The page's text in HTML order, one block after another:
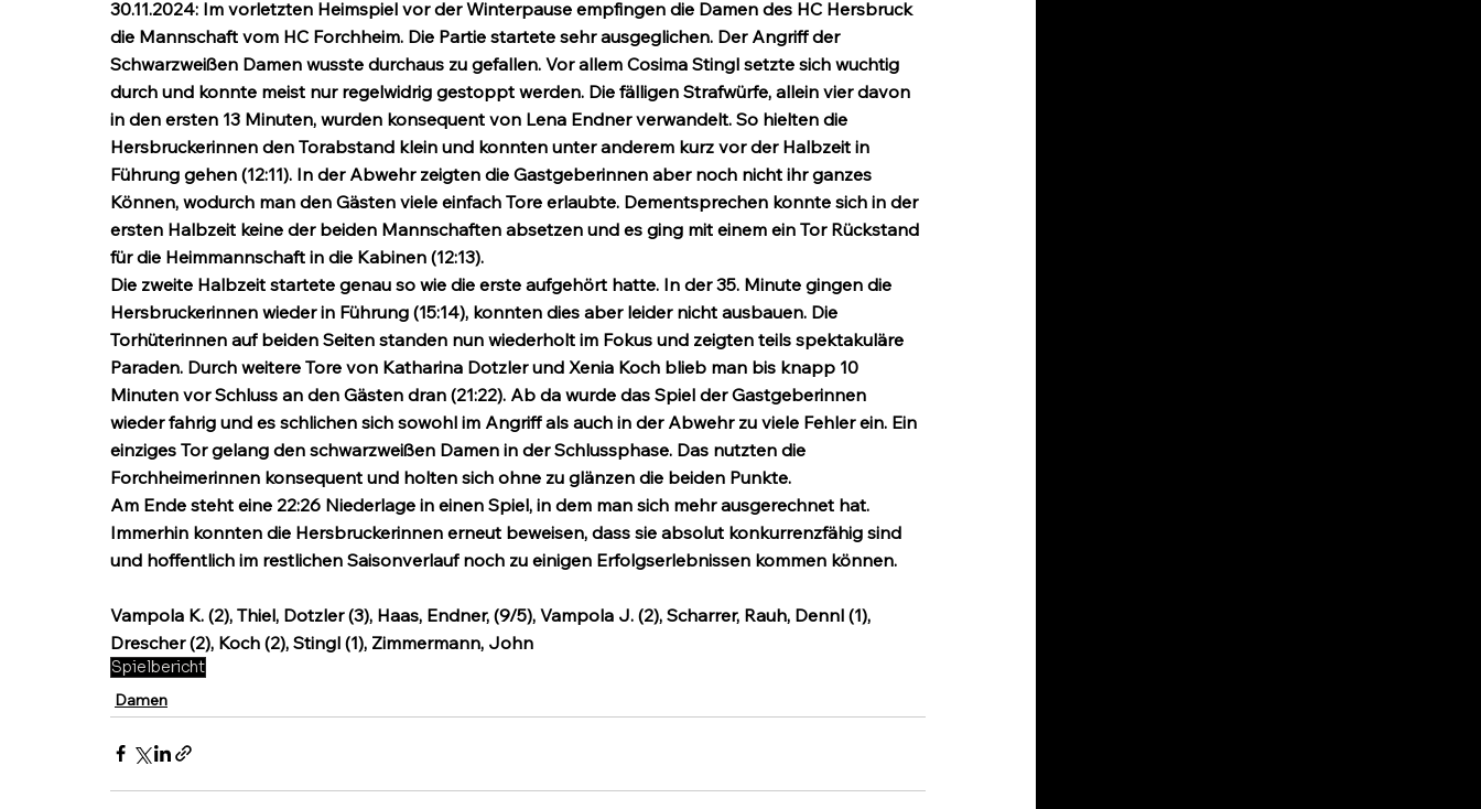
30.11.2024: Im vorletzten Heimspiel vor der Winterpause empfingen die Damen des HC Hersbruck
die Mannschaft vom HC Forchheim. Die Partie startete sehr ausgeglichen. Der Angriff der
Schwarzweißen Damen wusste durchaus zu gefallen. Vor allem Cosima Stingl setzte sich wuchtig
durch und konnte meist nur regelwidrig gestoppt werden. Die fälligen Strafwürfe, allein vier davon
in den ersten 13 Minuten, wurden konsequent von Lena Endner verwandelt. So hielten die
Hersbruckerinnen den Torabstand klein und konnten unter anderem kurz vor der Halbzeit in
Führung gehen (12:11). In der Abwehr zeigten die Gastgeberinnen aber noch nicht ihr ganzes
Können, wodurch man den Gästen viele einfach Tore erlaubte. Dementsprechen konnte sich in der
ersten Halbzeit keine der beiden Mannschaften absetzen und es ging mit einem ein Tor Rückstand
für die Heimmannschaft in die Kabinen (12:13).
Die zweite Halbzeit startete genau so wie die erste aufgehört hatte. In der 35. Minute gingen die
Hersbruckerinnen wieder in Führung (15:14), konnten dies aber leider nicht ausbauen. Die
Torhüterinnen auf beiden Seiten standen nun wiederholt im Fokus und zeigten teils spektakuläre
Paraden. Durch weitere Tore von Katharina Dotzler und Xenia Koch blieb man bis knapp 10
Minuten vor Schluss an den Gästen dran (21:22). Ab da wurde das Spiel der Gastgeberinnen
wieder fahrig und es schlichen sich sowohl im Angriff als auch in der Abwehr zu viele Fehler ein. Ein
einziges Tor gelang den schwarzweißen Damen in der Schlussphase. Das nutzten die
Forchheimerinnen konsequent und holten sich ohne zu glänzen die beiden Punkte.
Am Ende steht eine 22:26 Niederlage in einen Spiel, in dem man sich mehr ausgerechnet hat.
Immerhin konnten die Hersbruckerinnen erneut beweisen, dass sie absolut konkurrenzfähig sind
und hoffentlich im restlichen Saisonverlauf noch zu einigen Erfolgserlebnissen kommen können.
Vampola K. (2), Thiel, Dotzler (3), Haas, Endner, (9/5), Vampola J. (2), Scharrer, Rauh, Dennl (1),
Drescher (2), Koch (2), Stingl (1), Zimmermann, John
Spielbericht
Damen